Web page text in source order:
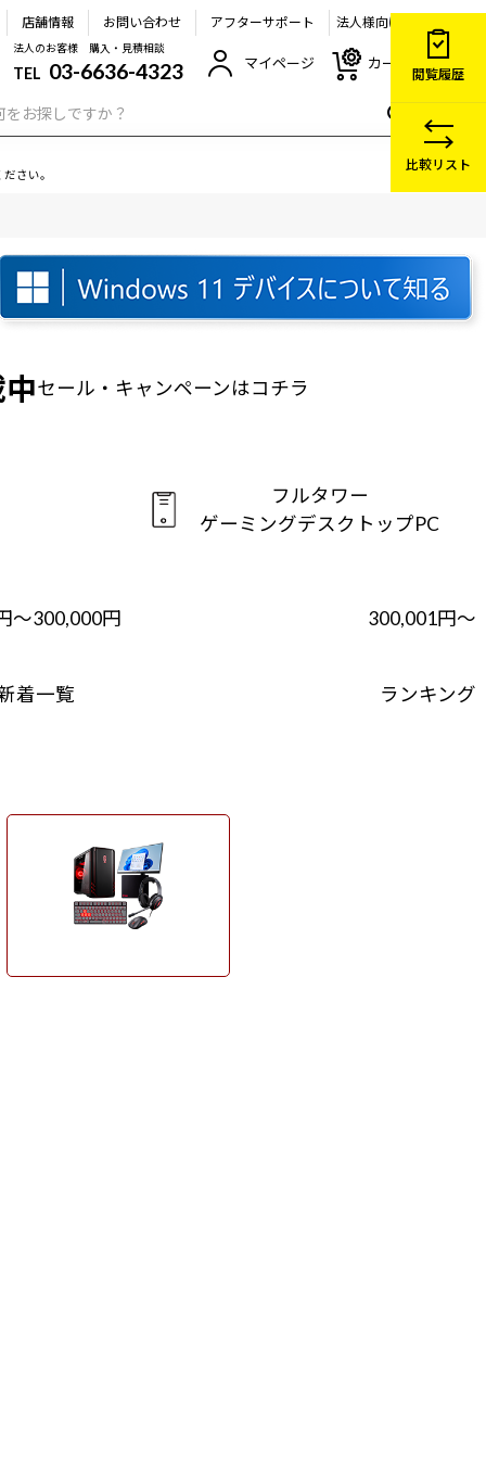
店舗情報 お問い合わせ アフターサポート 法人様向け
法人のお客様 購入・見積相談
TEL 03-6636-4323 マイページ カート
さい。
セール・キャンペーンはコチラ
フルタワー
ゲーミングデスクトップPC
～300,000円 300,001円～
着一覧 ランキング
閲覧履歴
比較リスト